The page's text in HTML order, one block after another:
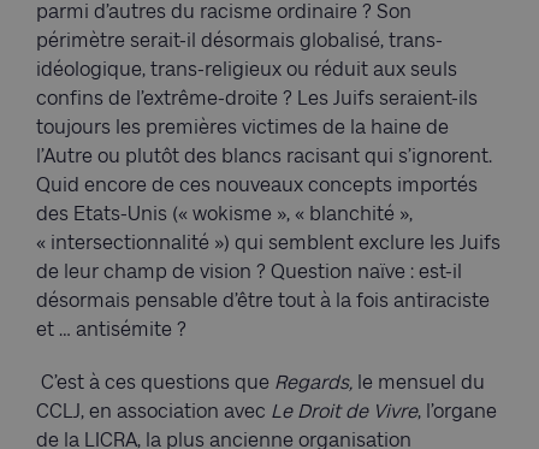
parmi d’autres du racisme ordinaire ? Son
périmètre serait-il désormais globalisé, trans-
idéologique, trans-religieux ou réduit aux seuls
confins de l’extrême-droite ? Les Juifs seraient-ils
toujours les premières victimes de la haine de
l’Autre ou plutôt des blancs racisant qui s’ignorent.
Quid encore de ces nouveaux concepts importés
des Etats-Unis (« wokisme », « blanchité »,
« intersectionnalité ») qui semblent exclure les Juifs
de leur champ de vision ? Question naïve : est-il
désormais pensable d’être tout à la fois antiraciste
et … antisémite ?
C’est à ces questions que Regards, le mensuel du
CCLJ, en association avec Le Droit de Vivre, l’organe
de la LICRA, la plus ancienne organisation